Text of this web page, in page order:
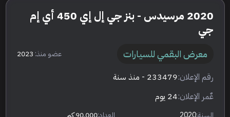
2020 مرسيدس - بنز جي إل إي 450 أي إم
جي
معرض البقمي للسيارات عضو منذ: 2023
رقم الإعلان:233479 - منذ سنة
عٌمر الإعلان:24 يوم